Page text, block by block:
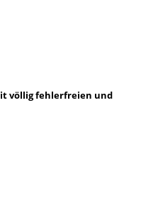
völlig fehlerfreien und